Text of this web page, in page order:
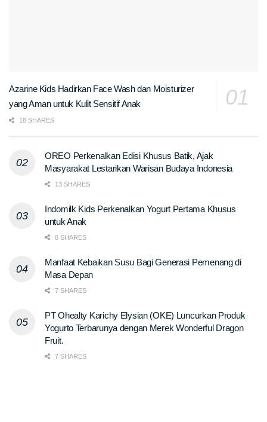
Azarine Kids Hadirkan Face Wash dan Moisturizer
yang Aman untuk Kulit Sensitif Anak
18 SHARES
OREO Perkenalkan Edisi Khusus Batik, Ajak
Masyarakat Lestarikan Warisan Budaya Indonesia
13 SHARES
Indomilk Kids Perkenalkan Yogurt Pertama Khusus
untuk Anak
8 SHARES
Manfaat Kebaikan Susu Bagi Generasi Pemenang di
Masa Depan
7 SHARES
PT Ohealty Karichy Elysian (OKE) Luncurkan Produk
Yogurto Terbarunya dengan Merek Wonderful Dragon
Fruit.
7 SHARES